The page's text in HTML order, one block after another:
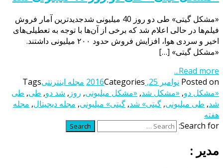
«مشکل گیتی» طی دو روز 40 میلیونی شدجدیدترین آمار فروش
فیلم‌ها در حالی اعلام شد که برخی از آن‌ها با توجه به تعطیلی‌های
اخیر و سردی هوا، افزایش فروش حدود ۲۰۰ میلیونی داشتند.
«مشکل گیتی» […]
Read more...
Posted on نوامبر 25, 2016 Categories مجله اینترنتیTags
«مشکل دو, «مشکل شد, «مشکل میلیونی, روز , شد دو, طی, طی
شد, طی میلیونی, گیتی» شد, گیتی» میلیونی, مجله دیجیتال, مجله
هفته
Search for:
Search
مدیر :